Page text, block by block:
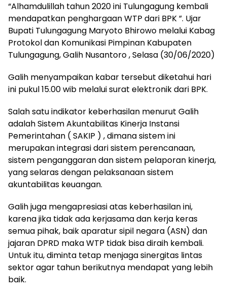
“Alhamdulillah tahun 2020 ini Tulungagung kembali
mendapatkan penghargaan WTP dari BPK ”. Ujar
Bupati Tulungagung Maryoto Bhirowo melalui Kabag
Protokol dan Komunikasi Pimpinan Kabupaten
Tulungagung, Galih Nusantoro , Selasa (30/06/2020)
Galih menyampaikan kabar tersebut diketahui hari
ini pukul 15.00 wib melalui surat elektronik dari BPK.
Salah satu indikator keberhasilan menurut Galih
adalah Sistem Akuntabilitas Kinerja Instansi
Pemerintahan ( SAKIP ) , dimana sistem ini
merupakan integrasi dari sistem perencanaan,
sistem penganggaran dan sistem pelaporan kinerja,
yang selaras dengan pelaksanaan sistem
akuntabilitas keuangan.
Galih juga mengapresiasi atas keberhasilan ini,
karena jika tidak ada kerjasama dan kerja keras
semua pihak, baik aparatur sipil negara (ASN) dan
jajaran DPRD maka WTP tidak bisa diraih kembali.
Untuk itu, diminta tetap menjaga sinergitas lintas
sektor agar tahun berikutnya mendapat yang lebih
baik.